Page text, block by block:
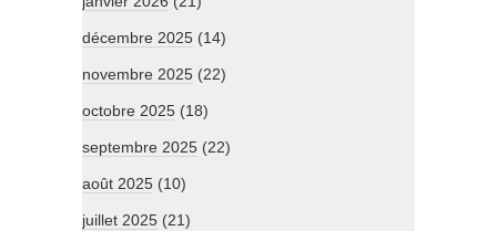
décembre 2025 (14)
novembre 2025 (22)
octobre 2025 (18)
septembre 2025 (22)
août 2025 (10)
juillet 2025 (21)